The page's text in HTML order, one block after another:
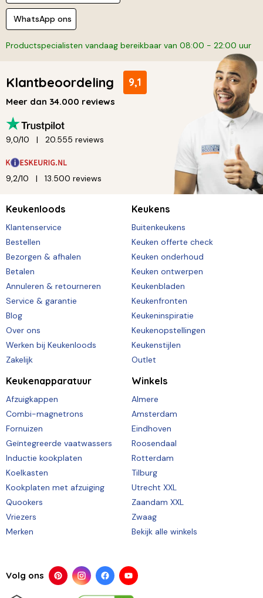
WhatsApp ons
Productspecialisten vandaag bereikbaar van 08:00 - 22:00 uur
Klantbeoordeling 9,1
Meer dan 34.000 reviews
9,0/10 20.555 reviews
9,2/10 13.500 reviews
Keukenloods
Klantenservice
Bestellen
Bezorgen & afhalen
Betalen
Annuleren & retourneren
Service & garantie
Blog
Over ons
Werken bij Keukenloods
Zakelijk
Keukens
Buitenkeukens
Keuken offerte check
Keuken onderhoud
Keuken ontwerpen
Keukenbladen
Keukenfronten
Keukeninspiratie
Keukenopstellingen
Keukenstijlen
Outlet
Keukenapparatuur
Afzuigkappen
Combi-magnetrons
Fornuizen
Geïntegreerde vaatwassers
Inductie kookplaten
Koelkasten
Kookplaten met afzuiging
Quookers
Vriezers
Merken
Winkels
Almere
Amsterdam
Eindhoven
Roosendaal
Rotterdam
Tilburg
Utrecht XXL
Zaandam XXL
Zwaag
Bekijk alle winkels
Volg ons